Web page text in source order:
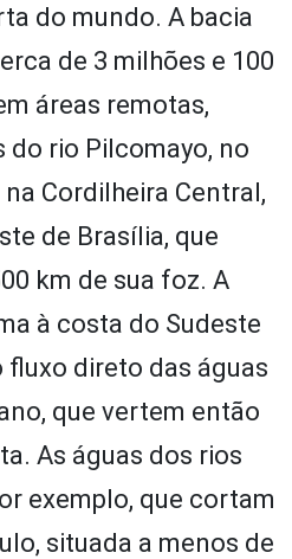
do mundo. A bacia
de 3 milhões e 100
áreas remotas,
do rio Pilcomayo, no
Cordilheira Central,
de Brasília, que
km de sua foz. A
à costa do Sudeste
fluxo direto das águas
que vertem então
As águas dos rios
exemplo, que cortam
situada a menos de